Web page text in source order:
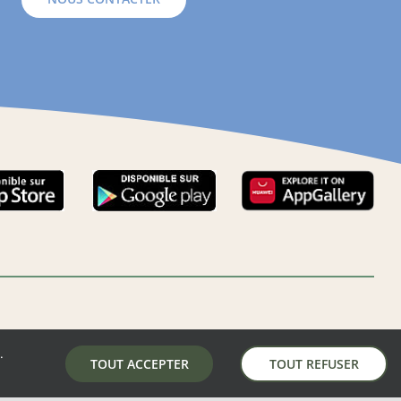
LA MAIRIE DE AUNAY-SOUS-AUNEAU
5 place de la mairie, 28700 Aunay-Sous-Auneau
TOUT ACCEPTER TOUT REFUSER